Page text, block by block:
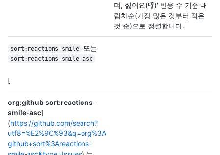
며, 싫어요(👎)' 반응 수 기준 내
림차순(가장 많은 것부터 적은
것 순)으로 정렬합니다.
sort:reactions-smile 또는
sort:reactions-smile-asc
[
org:github sort:reactions-
smile-asc]
(https://github.com/search?
utf8=%E2%9C%93&q=org%3A
github+sort%3Areactions-